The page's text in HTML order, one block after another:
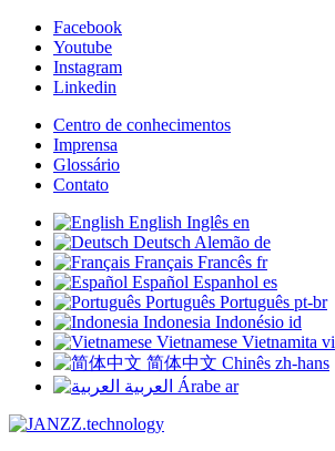
Facebook
Youtube
Instagram
Linkedin
Centro de conhecimentos
Imprensa
Glossário
Contato
English Inglês en
Deutsch Alemão de
Français Francês fr
Español Espanhol es
Português Português pt-br
Indonesia Indonésio id
Vietnamese Vietnamita vi
简体中文 Chinês zh-hans
العربية Árabe ar